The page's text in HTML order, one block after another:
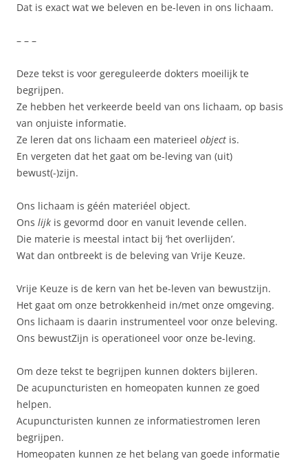
Dat is exact wat we beleven en be-leven in ons lichaam.
– – –
Deze tekst is voor gereguleerde dokters moeilijk te
begrijpen.
Ze hebben het verkeerde beeld van ons lichaam, op basis
van onjuiste informatie.
Ze leren dat ons lichaam een materieel object is.
En vergeten dat het gaat om be-leving van (uit)
bewust(-)zijn.
Ons lichaam is géén materiéel object.
Ons lijk is gevormd door en vanuit levende cellen.
Die materie is meestal intact bij ‘het overlijden’.
Wat dan ontbreekt is de beleving van Vrije Keuze.
Vrije Keuze is de kern van het be-leven van bewustzijn.
Het gaat om onze betrokkenheid in/met onze omgeving.
Ons lichaam is daarin instrumenteel voor onze beleving.
Ons bewustZijn is operationeel voor onze be-leving.
Om deze tekst te begrijpen kunnen dokters bijleren.
De acupuncturisten en homeopaten kunnen ze goed
helpen.
Acupuncturisten kunnen ze informatiestromen leren
begrijpen.
Homeopaten kunnen ze het belang van goede informatie